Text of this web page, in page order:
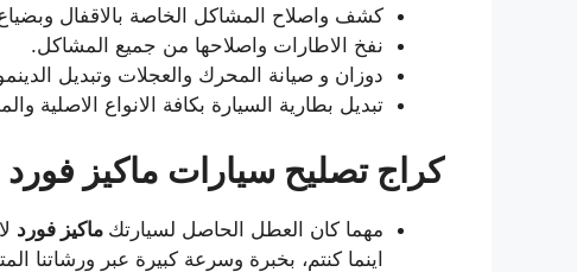
كشف واصلاح المشاكل الخاصة بالاقفال وبضياع
نفخ الاطارات واصلاحها من جميع المشاكل.
دوزان و صيانة المحرك والعجلات وتبديل
تبديل بطارية السيارة بكافة الانواع الاصلية
كراج تصليح سيارات ماكيز فورد
مهما كان العطل الحاصل لسيارتك ماكيز فورد
اينما كنتم، بخبرة وسرعة كبيرة عبر ورشاتنا